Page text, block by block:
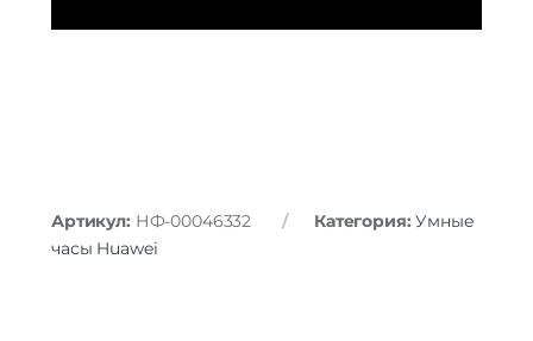
Артикул: НФ-00046332 Категория:Умные
часы Huawei